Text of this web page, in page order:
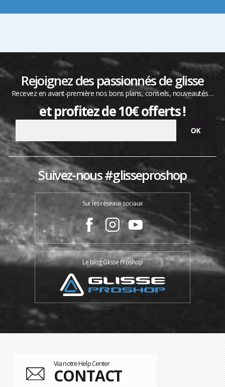
Rejoignez des passionnés de glisse
Recevez en avant-première nos bons plans, conseils, nouveautés…
et profitez de 10€ offerts !
Suivez-nous #glisseproshop
Sur les réseaux sociaux
Le blog Glisse Proshop
Via notre Help Center
CONTACT